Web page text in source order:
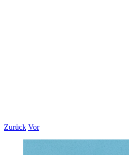
Zurück Vor